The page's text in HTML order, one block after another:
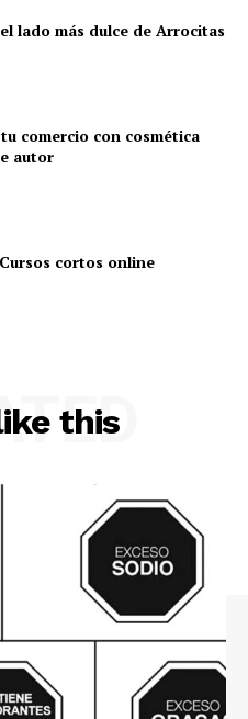
lado más dulce de Arrocitas
comercio con cosmética
autor
cortos online
this